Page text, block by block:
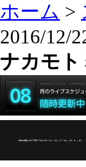
ホーム >
2016/12/
ナカモ